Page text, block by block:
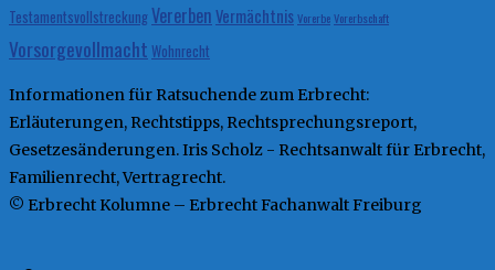
TestamentsvollstreckungVererbenVermächtnisVorerbeVorerbschaft
Vorsorgevollmacht Wohnrecht
Informationen für Ratsuchende zum Erbrecht:
Erläuterungen, Rechtstipps, Rechtsprechungsreport,
Gesetzesänderungen. Iris Scholz - Rechtsanwalt für Erbrecht,
Familienrecht, Vertragrecht.
© Erbrecht Kolumne – Erbrecht Fachanwalt Freiburg